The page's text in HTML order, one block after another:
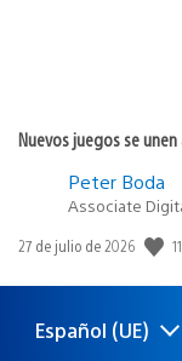
Nuevos juegos se
Peter Boda
Associate
Fecha
publicación:
27 de julio de 2026
Selecciona
Región
Español (UE)